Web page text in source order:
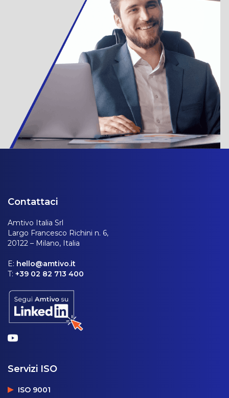
Contattaci
Amtivo Italia Srl
Largo Francesco Richini n. 6,
20122 – Milano, Italia
E: hello@amtivo.it
T: +39 02 82 713 400
Servizi ISO
ISO 9001